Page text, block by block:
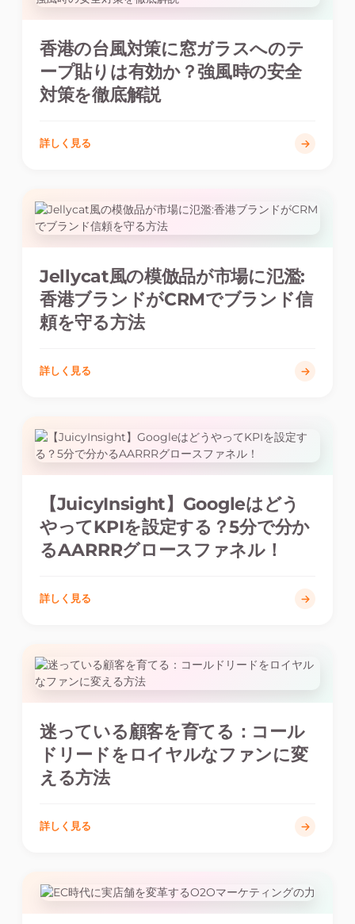
香港の台風対策に窓ガラスへのテ
ープ貼りは有効か？強風時の安全
対策を徹底解説
詳しく見る
Jellycat風の模倣品が市場に氾濫:
香港ブランドがCRMでブランド信
頼を守る方法
詳しく見る
【JuicyInsight】Googleはどう
やってKPIを設定する？5分で分か
るAARRRグロースファネル！
詳しく見る
迷っている顧客を育てる：コール
ドリードをロイヤルなファンに変
える方法
詳しく見る